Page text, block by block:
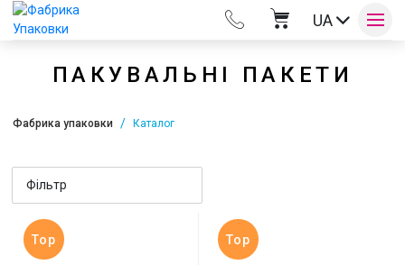
UA
Оплата та доставка
ПАКУВАЛЬНІ ПАКЕТИ
Фабрика упаковки Каталог
Фільтр
Top Top